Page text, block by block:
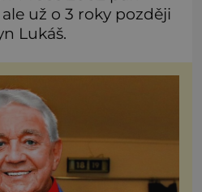
už o 3 roky později
Lukáš.